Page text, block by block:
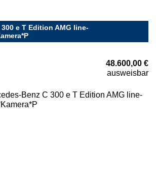
e T Edition AMG line-
48.600,00 €
ausweisbar